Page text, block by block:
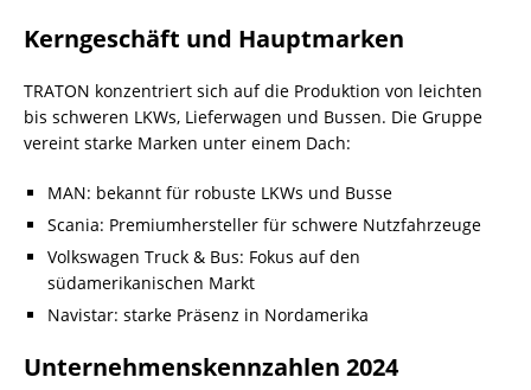
Kerngeschäft und Hauptmarken
TRATON konzentriert sich auf die Produktion von leichten
bis schweren LKWs, Lieferwagen und Bussen. Die Gruppe
vereint starke Marken unter einem Dach:
MAN: bekannt für robuste LKWs und Busse
Scania: Premiumhersteller für schwere Nutzfahrzeuge
Volkswagen Truck & Bus: Fokus auf den
südamerikanischen Markt
Navistar: starke Präsenz in Nordamerika
Unternehmenskennzahlen 2024